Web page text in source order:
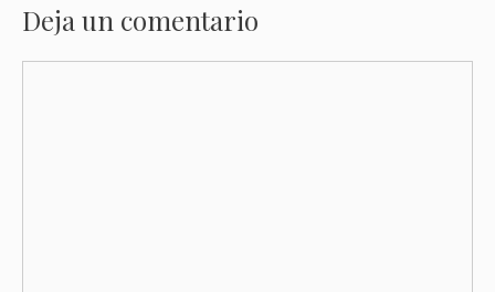
Deja un comentario